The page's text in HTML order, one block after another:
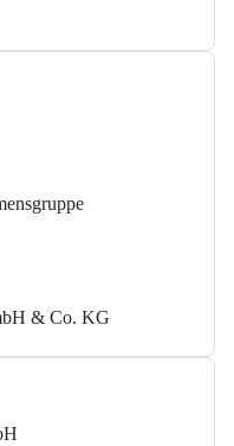
& Co. KG